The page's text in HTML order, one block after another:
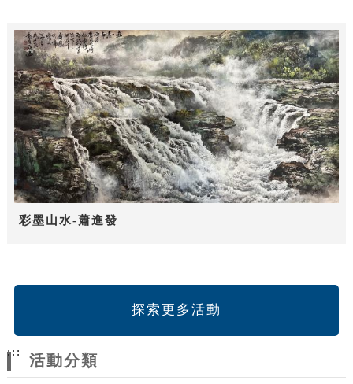
彩墨山水-蕭進發
探索更多活動
:::
活動分類